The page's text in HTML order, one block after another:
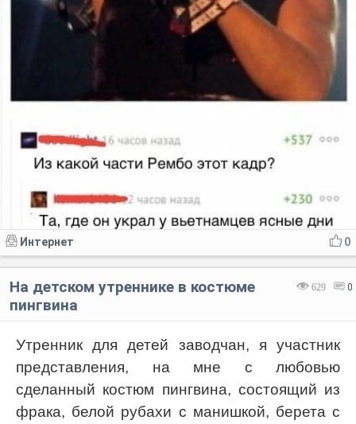
0
Интернет
629 0
На детском утреннике в костюме
пингвина
Утренник для детей заводчан, я участник
представления, на мне с любовью
сделанный костюм пингвина, состоящий из
фрака, белой рубахи с манишкой, берета с